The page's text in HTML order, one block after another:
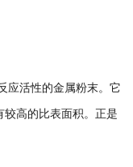
活性的金属粉末。它
高的比表面积。正是